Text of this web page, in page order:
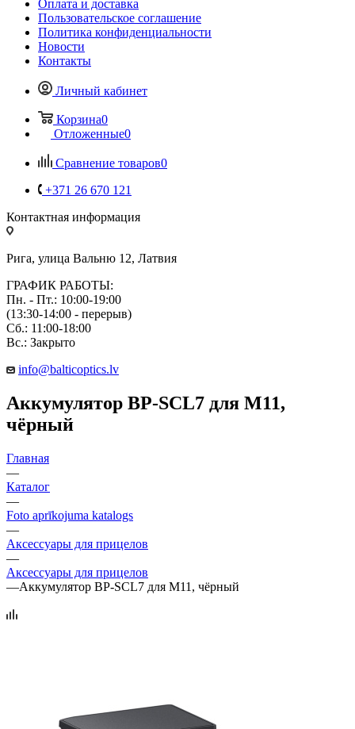
Оплата и доставка
Пользовательское соглашение
Политика конфиденциальности
Новости
Контакты
Личный кабинет
Корзина0
Отложенные0
Сравнение товаров0
+371 26 670 121
Контактная информация
Рига, улица Вальню 12, Латвия
ГРАФИК РАБОТЫ:
Пн. - Пт.: 10:00-19:00
(13:30-14:00 - перерыв)
Сб.: 11:00-18:00
Вс.: Закрыто
info@balticoptics.lv
Аккумулятор BP-SCL7 для M11,
чёрный
Главная
—
Каталог
—
Foto aprīkojuma katalogs
—
Аксессуары для прицелов
—
Аксессуары для прицелов
—Аккумулятор BP-SCL7 для M11, чёрный